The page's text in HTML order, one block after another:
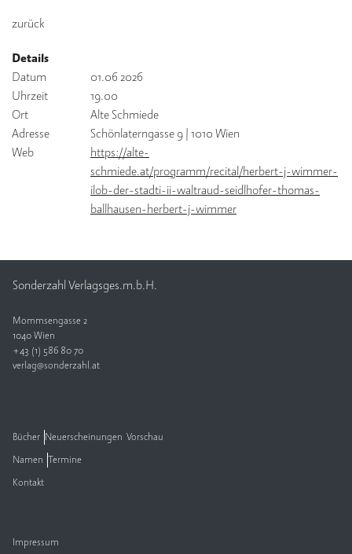
zurück
Details
Datum
01.06 2026
Uhrzeit
19.00
Ort
Alte Schmiede
Adresse
Schönlaterngasse 9 | 1010 Wien
Web
https://alte-
schmiede.at/programm/recital/herbert-j-wimmer-
ilob-der-stadti-ii-waltraud-seidlhofer-thomas-
ballhausen-herbert-j-wimmer
Sonderzahl Verlagsges.m.b.H.
Mommsengasse 2
1040 Wien
+43 (1) 586 80 70
verlag@sonderzahl.at
Bücher Neuerscheinungen Vorschau
Namen Termine
Kontakt
Impressum